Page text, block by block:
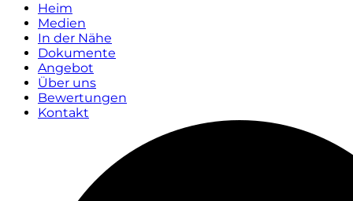
Heim
Medien
In der Nähe
Dokumente
Angebot
Über uns
Bewertungen
Kontakt